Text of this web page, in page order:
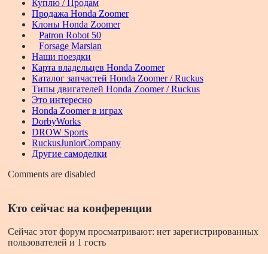
Куплю / Продам
Продажа Honda Zoomer
Клоны Honda Zoomer
Patron Robot 50
Forsage Marsian
Наши поездки
Карта владельцев Honda Zoomer
Каталог запчастей Honda Zoomer / Ruckus
Типы двигателей Honda Zoomer / Ruckus
Это интересно
Honda Zoomer в играх
DorbyWorks
DROW Sports
RuckusJuniorCompany
Другие самоделки
Comments are disabled
Кто сейчас на конференции
Сейчас этот форум просматривают: нет зарегистрированных
пользователей и 1 гость